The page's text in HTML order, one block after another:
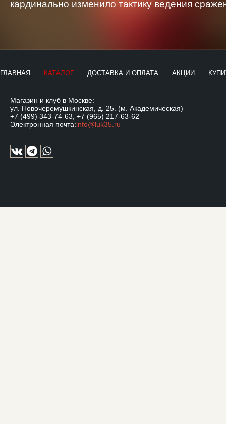
кардинально изменило тактику ведения
ГЛАВНАЯ КАТАЛОГ ДОСТАВКА И ОПЛАТА АКЦИИ
Магазин и клуб в Москве:
ул. Новочеремушкинская, д. 25. (м. Академическая)
+7 (499) 343-74-63 +7 (965) 217-63-62
Электронная почта:info@luk35.ru